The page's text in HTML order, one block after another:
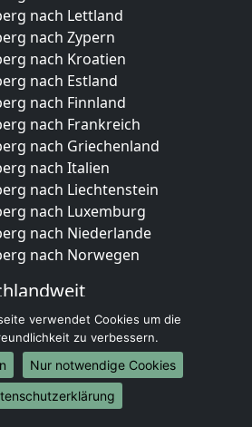
nach Lettland
nach Zypern
nach Kroatien
nach Estland
nach Finnland
nach Frankreich
nach Griechenland
nach Italien
nach Liechtenstein
nach Luxemburg
nach Niederlande
nach Norwegen
nach Berlin
nach Hamburg
nach München
nach Köln
nach Frankfurt am Main
verwendet Cookies um die
zu verbessern.
Nur notwendige Cookies